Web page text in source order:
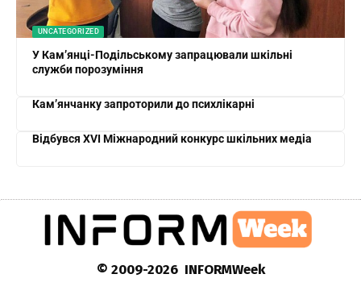
UNCATEGORIZED
У Кам’янці-Подільському запрацювали шкільні
служби порозуміння
Кам’янчанку запроторили до психлікарні
Відбувся XVI Міжнародний конкурс шкільних медіа
© 2009-2026 INFORMWeek